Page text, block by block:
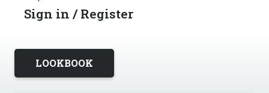
Sign in / Register
LOOKBOOK